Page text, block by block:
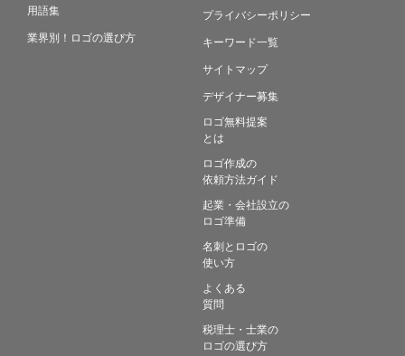
用語集
業界別！ロゴの選び方
プライバシーポリシー
キーワード一覧
サイトマップ
デザイナー募集
ロゴ無料提案
とは
ロゴ作成の
依頼方法ガイド
起業・会社設立の
ロゴ準備
名刺とロゴの
使い方
よくある
質問
税理士・士業の
ロゴの選び方